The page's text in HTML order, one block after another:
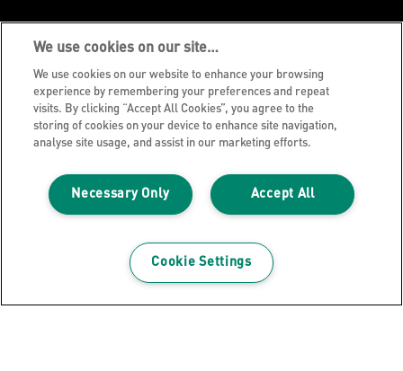
Legal Notice
Impressum
Meine Daten verwalten
Über Leitz
Leitz Blog
We use cookies on our site…
We use cookies on our website to enhance your browsing
experience by remembering your preferences and repeat
visits. By clicking “Accept All Cookies”, you agree to the
storing of cookies on your device to enhance site navigation,
analyse site usage, and assist in our marketing efforts.
Accept All
Necessary Only
Cookie Settings